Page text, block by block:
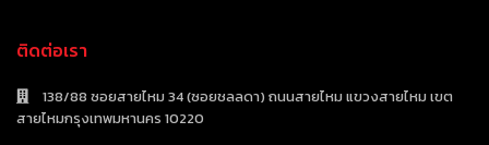
ติดต่อเรา
138/88 ซอยสายไหม 34 (ซอยชลลดา) ถนนสายไหม แขวงสายไหม เขต
สายไหมกรุงเทพมหานคร 10220